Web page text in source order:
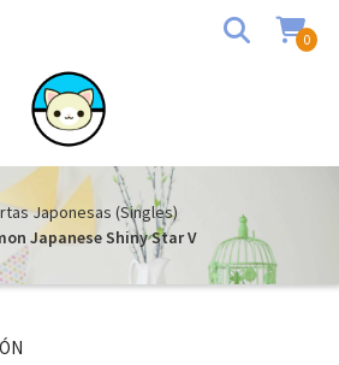
0
Japonesas (Singles)
Japanese Shiny Star V